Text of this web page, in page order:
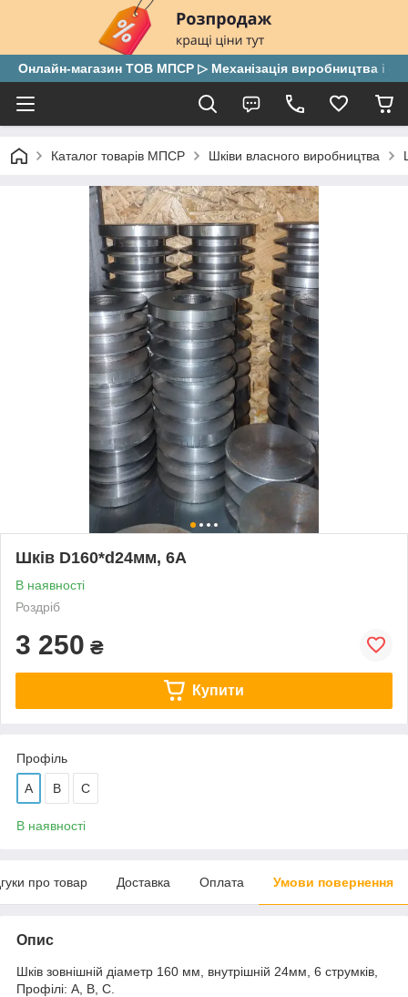
Онлайн-магазин ТОВ МПСР ▷ Механізація виробництва і
Каталог товарів МПСР Шківи власного виробництва
Шків D160*d24мм, 6А
В наявності
Роздріб
3 250 ₴
Купити
Профіль
А В С
В наявності
про товар Доставка Оплата Умови повернення
Опис
Шків зовнішній діаметр 160 мм, внутрішній 24мм, 6 струмків,
Профілі: А, В, С.